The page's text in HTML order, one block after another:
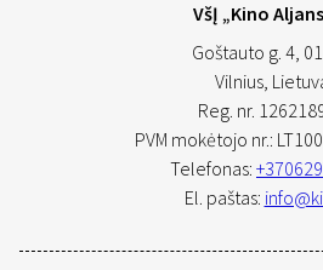
VšĮ „Kino
Goštauto g. 4,
Vilnius,
Reg. nr.
PVM mokėtojo nr.:
Telefonas:
El. paštas: